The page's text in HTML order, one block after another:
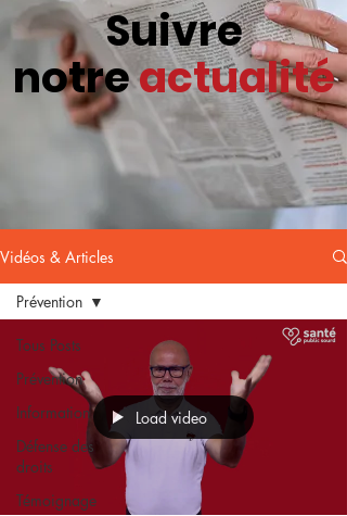
Suivre
notreactualité
Vidéos & Articles
Tous Posts
Prévention
Information
Défense des
droits
Témoignage
Prévention
Load video